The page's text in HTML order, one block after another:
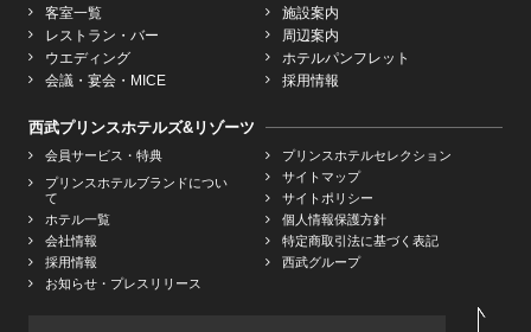
客室一覧
レストラン・バー
ウエディング
会議・宴会・MICE
施設案内
周辺案内
ホテルパンフレット
採用情報
西武プリンスホテルズ&リゾーツ
会員サービス・特典
プリンスホテルブランドについ
て
ホテル一覧
会社情報
採用情報
お知らせ・プレスリリース
プリンスホテルセレクション
サイトマップ
サイトポリシー
個人情報保護方針
特定商取引法に基づく表記
西武グループ